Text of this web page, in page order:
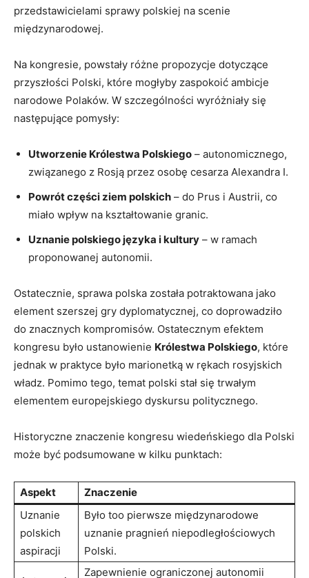
przedstawicielami sprawy polskiej na scenie
międzynarodowej.
Na kongresie, powstały różne propozycje dotyczące
przyszłości Polski, które mogłyby zaspokoić ambicje
narodowe Polaków. W szczególności wyróżniały się
następujące pomysły:
Utworzenie Królestwa Polskiego – autonomicznego,
związanego z Rosją przez osobę cesarza Alexandra I.
Powrót części ziem polskich – do Prus i Austrii, co
miało wpływ na kształtowanie granic.
Uznanie polskiego języka i kultury – w ramach
proponowanej autonomii.
Ostatecznie, sprawa polska została potraktowana jako
element szerszej gry dyplomatycznej, co doprowadziło
do znacznych kompromisów. Ostatecznym efektem
kongresu było ustanowienie Królestwa Polskiego, które
jednak w praktyce było marionetką w rękach rosyjskich
władz. Pomimo tego, temat polski stał się trwałym
elementem europejskiego dyskursu politycznego.
Historyczne znaczenie kongresu wiedeńskiego dla Polski
może być podsumowane w kilku punktach:
Aspekt
Znaczenie
Uznanie
polskich
aspiracji
Było too pierwsze międzynarodowe
uznanie pragnień niepodległościowych
Polski.
Zapewnienie ograniczonej autonomii